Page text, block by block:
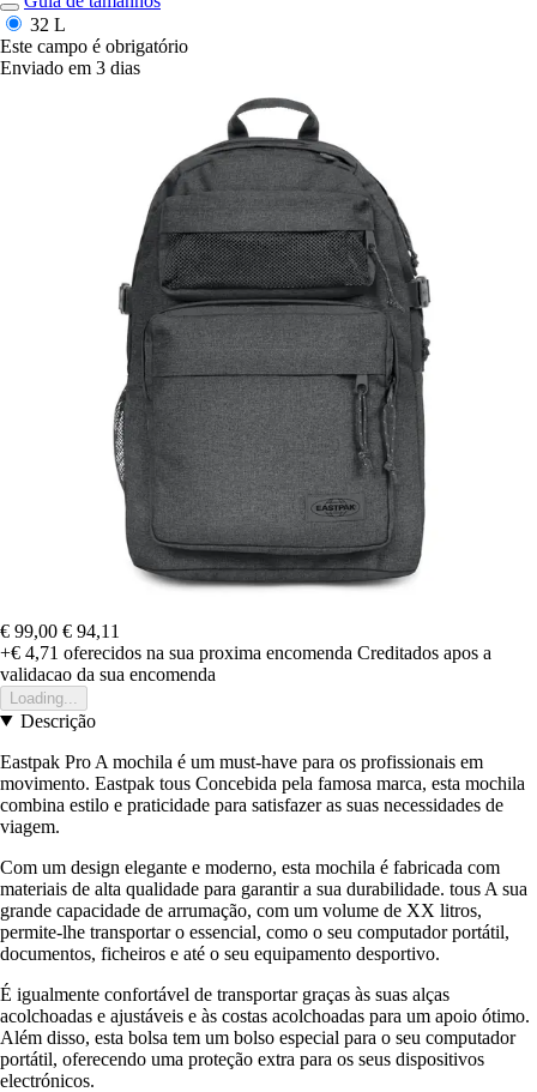
32 L
Este campo é obrigatório
Enviado em 3 dias
€ 99,00 € 94,11
+€ 4,71 oferecidos na sua proxima encomenda Creditados apos a
validacao da sua encomenda
Loading...
Descrição
Eastpak Pro A mochila é um must-have para os profissionais em
movimento. Eastpak tous Concebida pela famosa marca, esta mochila
combina estilo e praticidade para satisfazer as suas necessidades de
viagem.
Com um design elegante e moderno, esta mochila é fabricada com
materiais de alta qualidade para garantir a sua durabilidade. tous A sua
grande capacidade de arrumação, com um volume de XX litros,
permite-lhe transportar o essencial, como o seu computador portátil,
documentos, ficheiros e até o seu equipamento desportivo.
É igualmente confortável de transportar graças às suas alças
acolchoadas e ajustáveis e às costas acolchoadas para um apoio ótimo.
Além disso, esta bolsa tem um bolso especial para o seu computador
portátil, oferecendo uma proteção extra para os seus dispositivos
electrónicos.